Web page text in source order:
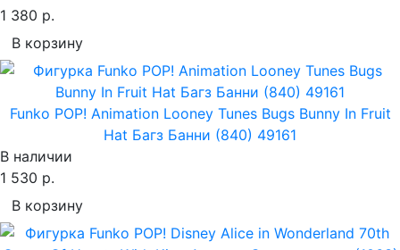
1 380 р.
В корзину
Funko POP! Animation Looney Tunes Bugs Bunny In Fruit
Hat Багз Банни (840) 49161
В наличии
1 530 р.
В корзину